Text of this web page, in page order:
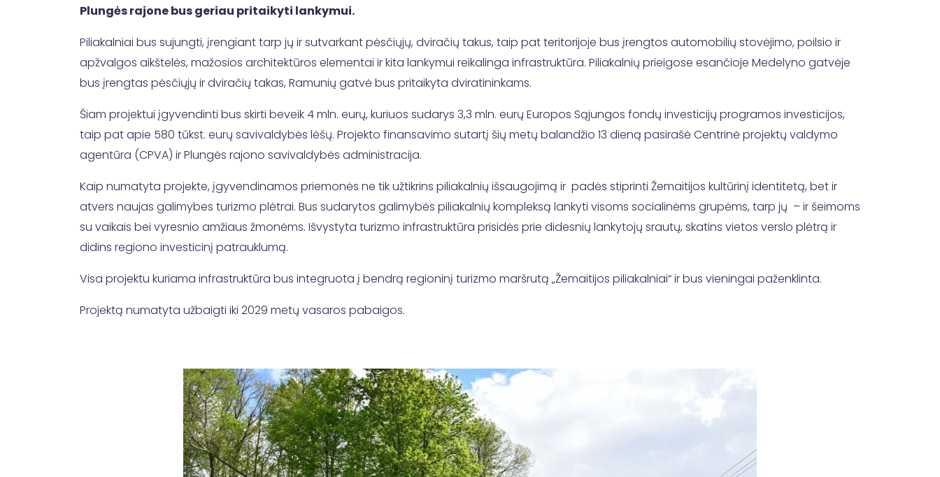
Plungės rajone bus geriau pritaikyti lankymui.
Piliakalniai bus sujungti, įrengiant tarp jų ir sutvarkant pėsčiųjų, dviračių takus, taip pat teritorijoje bus įrengtos automobilių stovėjimo, poilsio ir
apžvalgos aikštelės, mažosios architektūros elementai ir kita lankymui reikalinga infrastruktūra. Piliakalnių prieigose esančioje Medelyno gatvėje
bus įrengtas pėsčiųjų ir dviračių takas, Ramunių gatvė bus pritaikyta dviratininkams.
Šiam projektui įgyvendinti bus skirti beveik 4 mln. eurų, kuriuos sudarys 3,3 mln. eurų Europos Sąjungos fondų investicijų programos investicijos,
taip pat apie 580 tūkst. eurų savivaldybės lėšų. Projekto finansavimo sutartį šių metų balandžio 13 dieną pasirašė Centrinė projektų valdymo
agentūra (CPVA) ir Plungės rajono savivaldybės administracija.
Kaip numatyta projekte, įgyvendinamos priemonės ne tik užtikrins piliakalnių išsaugojimą ir padės stiprinti Žemaitijos kultūrinį identitetą, bet ir
atvers naujas galimybes turizmo plėtrai. Bus sudarytos galimybės piliakalnių kompleksą lankyti visoms socialinėms grupėms, tarp jų – ir šeimoms
su vaikais bei vyresnio amžiaus žmonėms. Išvystyta turizmo infrastruktūra prisidės prie didesnių lankytojų srautų, skatins vietos verslo plėtrą ir
didins regiono investicinį patrauklumą.
Visa projektu kuriama infrastruktūra bus integruota į bendrą regioninį turizmo maršrutą „Žemaitijos piliakalniai“ ir bus vieningai paženklinta.
Projektą numatyta užbaigti iki 2029 metų vasaros pabaigos.